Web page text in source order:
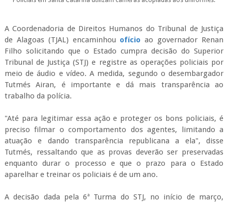
A Coordenadoria de Direitos Humanos do Tribunal de Justiça
de Alagoas (TJAL) encaminhou ofício ao governador Renan
Filho solicitando que o Estado cumpra decisão do Superior
Tribunal de Justiça (STJ) e registre as operações policiais por
meio de áudio e vídeo. A medida, segundo o desembargador
Tutmés Airan, é importante e dá mais transparência ao
trabalho da polícia.
"Até para legitimar essa ação e proteger os bons policiais, é
preciso filmar o comportamento dos agentes, limitando a
atuação e dando transparência republicana a ela", disse
Tutmés, ressaltando que as provas deverão ser preservadas
enquanto durar o processo e que o prazo para o Estado
aparelhar e treinar os policiais é de um ano.
A decisão dada pela 6ª Turma do STJ, no início de março,